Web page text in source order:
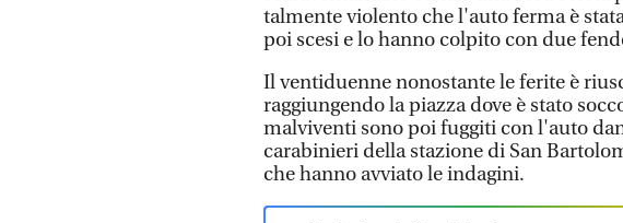
talmente violento che l'auto ferma è
poi scesi e lo hanno colpito con due
Il ventiduenne nonostante le ferite è
raggiungendo la piazza dove è stato
malviventi sono poi fuggiti con l'auto
carabinieri della stazione di San
che hanno avviato le indagini.